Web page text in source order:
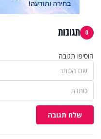
0 תגובות
הוסיפו תגובה
שלח תגובה